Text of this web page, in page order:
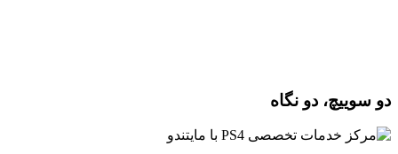
دو سوییچ، دو نگاه